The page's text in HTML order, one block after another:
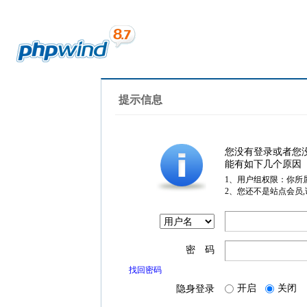
提示信息
您没有登录或者您
能有如下几个原因
1、用户组权限：你所
2、您还不是站点会员
密 码
找回密码
隐身登录 开启 关闭